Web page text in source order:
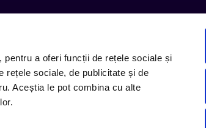
a oferi funcții de rețele sociale și
rețele sociale, de publicitate și de
Aceștia le pot combina cu alte